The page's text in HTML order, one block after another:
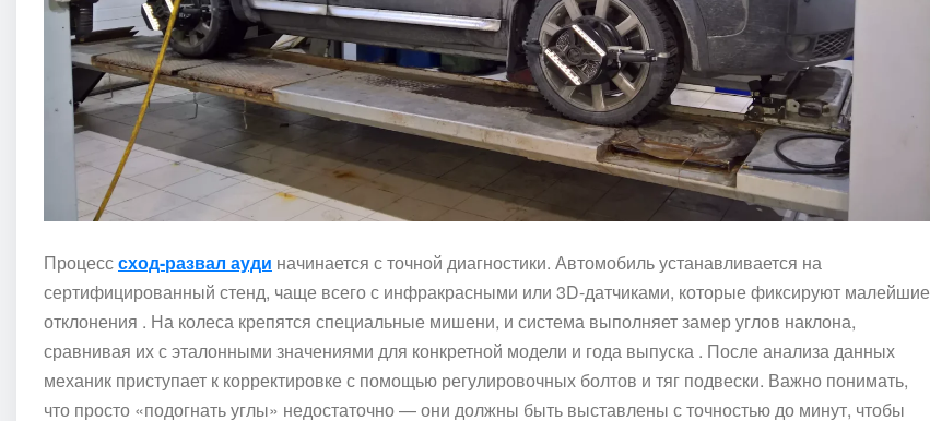
Процесссход-развал ауди начинается с точной диагностики. Автомобиль устанавливается на
сертифицированный стенд, чаще всего с инфракрасными или 3D-датчиками, которые фиксируют малейшие
отклонения . На колеса крепятся специальные мишени, и система выполняет замер углов наклона,
сравнивая их с эталонными значениями для конкретной модели и года выпуска . После анализа данных
механик приступает к корректировке с помощью регулировочных болтов и тяг подвески. Важно понимать,
что просто «подогнать углы» недостаточно — они должны быть выставлены с точностью до минут, чтобы